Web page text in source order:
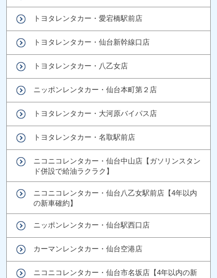
トヨタレンタカー・愛宕橋駅前店
トヨタレンタカー・仙台新幹線口店
トヨタレンタカー・八乙女店
ニッポンレンタカー・仙台本町第２店
トヨタレンタカー・大河原バイパス店
トヨタレンタカー・名取駅前店
ニコニコレンタカー・仙台中山店【ガソリンスタン
ド併設で給油ラクラク】
ニコニコレンタカー・仙台八乙女駅前店【4年以内
の新車確約】
ニッポンレンタカー・仙台駅西口店
カーマンレンタカー・仙台空港店
ニコニコレンタカー・仙台市名坂店【4年以内の新